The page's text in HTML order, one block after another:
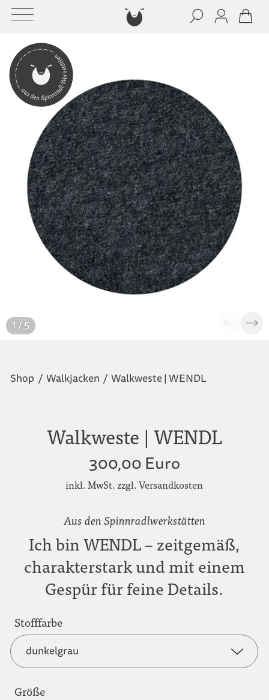
1 / 5
Shop / Walkjacken / Walkweste | WENDL
Walkweste | WENDL
300,00 Euro
inkl. MwSt. zzgl. Versandkosten
Aus den Spinnradlwerkstätten
Ich bin WENDL – zeitgemäß,
charakterstark und mit einem
Gespür für feine Details.
Stofffarbe
dunkelgrau
dunkelgrau
Größe